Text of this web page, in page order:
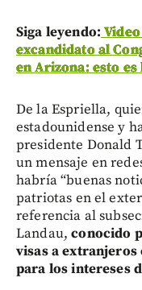
Siga leyendo:
excandidato al
en Arizona: esto es
De la Espriella,
estadounidense y
presidente Donald
un mensaje en
habría “buenas
patriotas en el
referencia al
Landau,conocido
visas a extranjeros
para los intereses